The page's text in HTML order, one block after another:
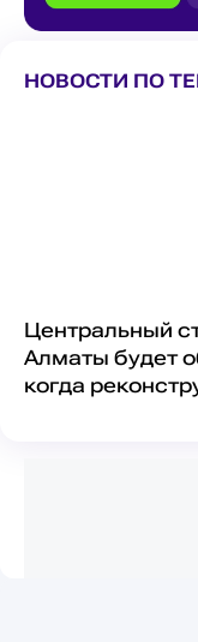
НОВОСТИ ПО
Центральный
Алматы будет
когда